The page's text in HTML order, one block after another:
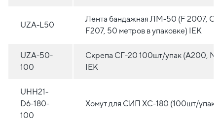
UZA-L50
Лента бандажная ЛМ-50 (F 2007,
F207, 50 метров в упаковке) IEK
UZA-50-
100
Скрепа СГ-20 100шт/упак (A200,
IEK
UHH21-
D6-180-
100
Хомут для СИП ХС-180 (100шт/упак)